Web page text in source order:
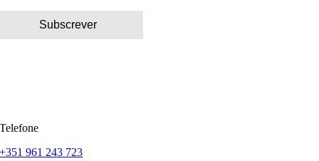
Telefone
+351 961 243 723